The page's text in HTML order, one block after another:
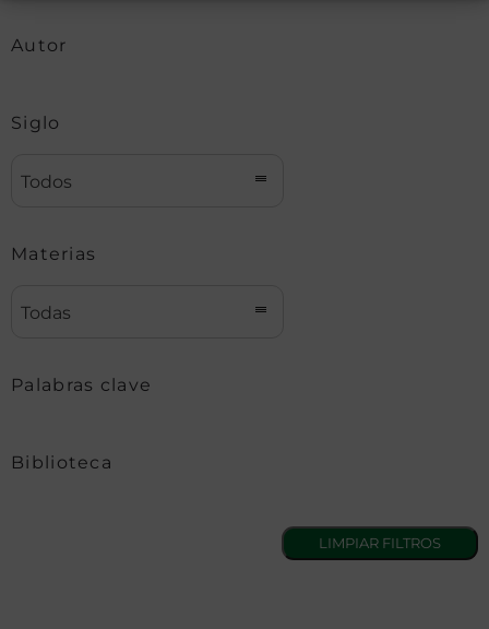
Autor
Siglo
Todos
Materias
Todas
Palabras clave
Biblioteca